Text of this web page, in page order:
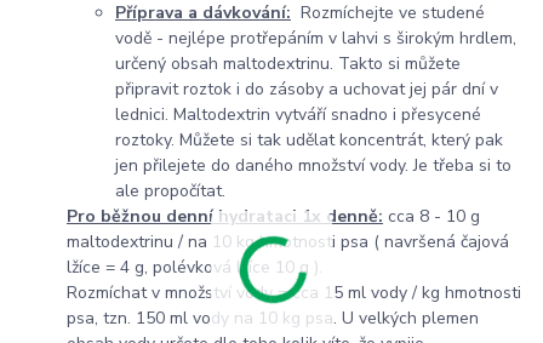
Příprava a dávkování: Rozmíchejte ve studené
vodě - nejlépe protřepáním v lahvi s širokým hrdlem,
určený obsah maltodextrinu. Takto si můžete
připravit roztok i do zásoby a uchovat jej pár dní v
lednici. Maltodextrin vytváří snadno i přesycené
roztoky. Můžete si tak udělat koncentrát, který pak
jen přilejete do daného množství vody. Je třeba si to
ale propočítat.
Pro běžnou denní hydrataci 1x denně: cca 8 - 10 g
maltodextrinu / na 10 kg hmotnosti psa ( navršená čajová
lžíce = 4 g, polévková lžíce 10 g ).
Rozmíchat v množství vody = cca 15 ml vody / kg hmotnosti
psa, tzn. 150 ml vody na 10 kg psa. U velkých plemen